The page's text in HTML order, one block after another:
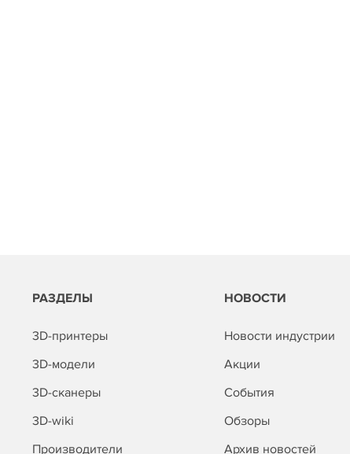
РАЗДЕЛЫ
3D-принтеры
3D-модели
3D-сканеры
3D-wiki
Производители
НОВОСТИ
Новости индустрии
Акции
События
Обзоры
Архив новостей